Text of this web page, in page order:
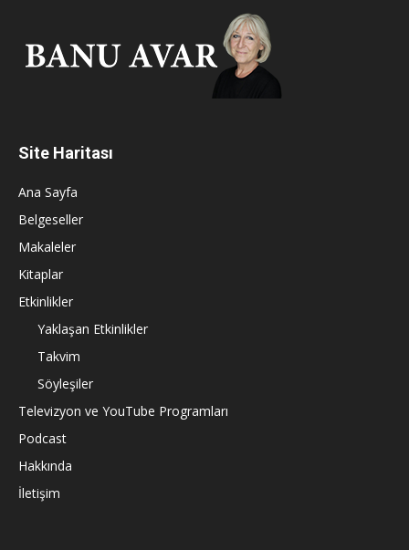
Site Haritası
Ana Sayfa
Belgeseller
Makaleler
Kitaplar
Etkinlikler
Yaklaşan Etkinlikler
Takvim
Söyleşiler
Televizyon ve YouTube Programları
Podcast
Hakkında
İletişim